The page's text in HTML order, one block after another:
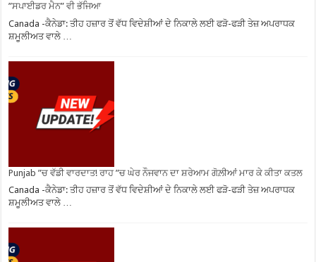
”ਸਪਾਈਡਰ ਮੈਨ” ਵੀ ਭੱਜਿਆ
Canada -ਕੈਨੇਡਾ: ਤੀਹ ਹਜ਼ਾਰ ਤੋਂ ਵੱਧ ਵਿਦੇਸ਼ੀਆਂ ਦੇ ਨਿਕਾਲੇ ਲਈ ਫੜੋ-ਫੜੀ ਤੇਜ਼ ਅਪਰਾਧਕ
ਸ਼ਮੂਲੀਅਤ ਵਾਲੇ …
Punjab ”ਚ ਵੱਡੀ ਵਾਰਦਾਤ! ਰਾਹ ”ਚ ਘੇਰ ਨੌਜਵਾਨ ਦਾ ਸ਼ਰੇਆਮ ਗੋਲ਼ੀਆਂ ਮਾਰ ਕੇ ਕੀਤਾ ਕਤਲ
Canada -ਕੈਨੇਡਾ: ਤੀਹ ਹਜ਼ਾਰ ਤੋਂ ਵੱਧ ਵਿਦੇਸ਼ੀਆਂ ਦੇ ਨਿਕਾਲੇ ਲਈ ਫੜੋ-ਫੜੀ ਤੇਜ਼ ਅਪਰਾਧਕ
ਸ਼ਮੂਲੀਅਤ ਵਾਲੇ …